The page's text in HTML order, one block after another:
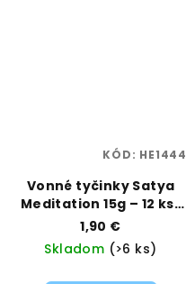
Vonné tyčinky Satya
Meditation 15g – 12 ks |
Vôňa pre vnútorný
pokoj | Vaporama
1,90 €
Skladom (>6 ks)
KÓD: HE1444